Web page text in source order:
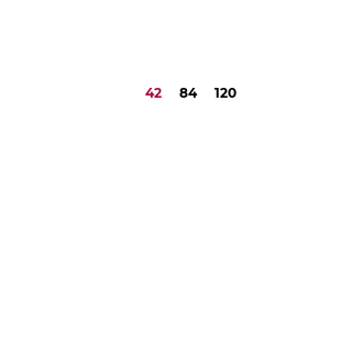
42 84 120